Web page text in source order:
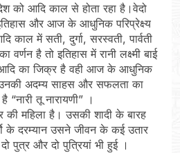
को आदि काल से होता रहा है।वेदो
और आज के आधुनिक परिप्रेक्ष्य
काल में सती, दुर्गा, सरस्वती, पार्वती
है तो इतिहास में रानी लक्ष्मी बाई
आदि का जिक्र है वही आज के आधुनिक
अदम्य साहस और सफलता का
“नारी तू नारायणी” ।
की महिला है। उसकी शादी के बारह
के दरम्यान उसने जीवन के कई उतार
पुत्र और दो पुत्रियां भी हुई ।